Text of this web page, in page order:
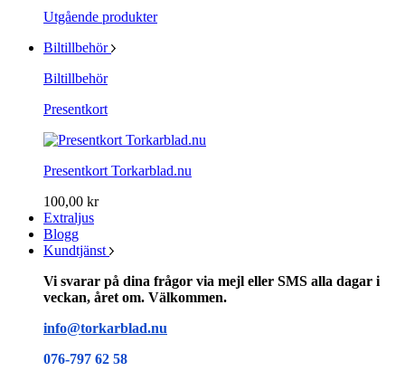
Utgående produkter
Biltillbehör
Biltillbehör
Presentkort
Presentkort Torkarblad.nu
100,00 kr
Extraljus
Blogg
Kundtjänst
Vi svarar på dina frågor via mejl eller SMS alla dagar i
veckan, året om. Välkommen.
info@torkarblad.nu
076-797 62 58